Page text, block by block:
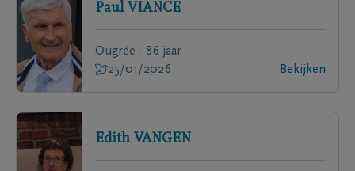
Paul VIANCE
Ougrée - 86 jaar
25/01/2026
Bekijken
Edith VANGEN